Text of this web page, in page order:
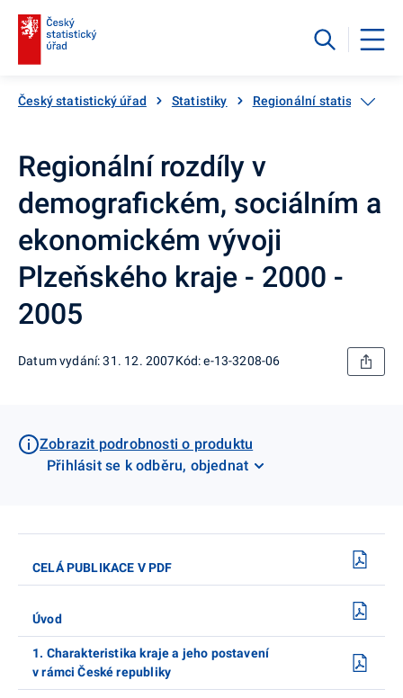
Český statistický úřad Statistiky Regionální statistiky
Regionální rozdíly v
demografickém, sociálním a
ekonomickém vývoji
Plzeňského kraje - 2000 -
2005
Datum vydání: 31. 12. 2007Kód: e-13-3208-06
Zobrazit podrobnosti o produktu
Přihlásit se k odběru, objednat
CELÁ PUBLIKACE V PDF
Úvod
1. Charakteristika kraje a jeho postavení
v rámci České republiky